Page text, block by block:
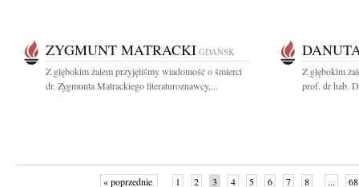
ZYGMUNT MATRACKI GDAŃSK
Z głębokim żalem przyjęliśmy wiadomość o śmierci
dr. Zygmunta Matrackiego literaturoznawcy,...
Z głębokim
prof. dr hab.
« poprzednie 1 2 3 4 5 6 7 8 ... 68